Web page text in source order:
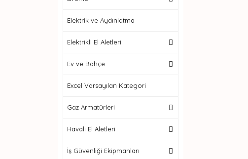
Elektrik ve Aydınlatma
Elektrikli El Aletleri
Ev ve Bahçe
Excel Varsayılan Kategori
Gaz Armatürleri
Havalı El Aletleri
İş Güvenliği Ekipmanları